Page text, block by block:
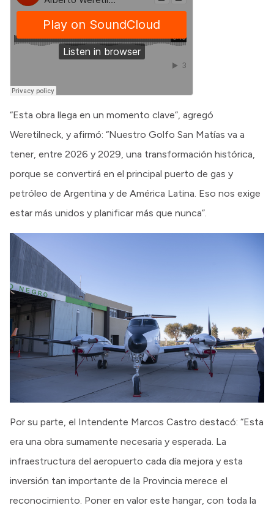
“Esta obra llega en un momento clave”, agregó
Weretilneck, y afirmó: “Nuestro Golfo San Matías va a
tener, entre 2026 y 2029, una transformación histórica,
porque se convertirá en el principal puerto de gas y
petróleo de Argentina y de América Latina. Eso nos exige
estar más unidos y planificar más que nunca”.
Por su parte, el Intendente Marcos Castro destacó: “Esta
era una obra sumamente necesaria y esperada. La
infraestructura del aeropuerto cada día mejora y esta
inversión tan importante de la Provincia merece el
reconocimiento. Poner en valor este hangar, con toda la